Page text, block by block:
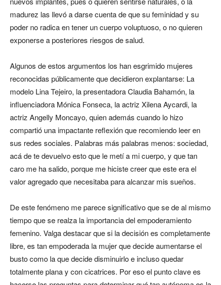
madurez las llevó a darse cuenta de que su feminidad y su
poder no radica en tener un cuerpo voluptuoso, o no quieren
exponerse a posteriores riesgos de salud.
Algunos de estos argumentos los han esgrimido mujeres
reconocidas públicamente que decidieron explantarse: La
modelo Lina Tejeiro, la presentadora Claudia Bahamón, la
influenciadora Mónica Fonseca, la actriz Xilena Aycardi, la
actriz Angelly Moncayo, quien además cuando lo hizo
compartió una impactante reflexión que recomiendo leer en
sus redes sociales. Palabras más palabras menos: sociedad,
acá de te devuelvo esto que le metí a mi cuerpo, y que tan
caro me ha salido, porque me hiciste creer que este era el
valor agregado que necesitaba para alcanzar mis sueños.
De este fenómeno me parece significativo que se de al mismo
tiempo que se realza la importancia del empoderamiento
femenino. Valga destacar que si la decisión es completamente
libre, es tan empoderada la mujer que decide aumentarse el
busto como la que decide disminuirlo e incluso quedar
totalmente plana y con cicatrices. Por eso el punto clave es